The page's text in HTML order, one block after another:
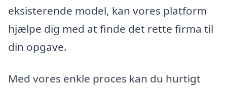
eksisterende model, kan vores platform
hjælpe dig med at finde det rette firma til
din opgave.
Med vores enkle proces kan du hurtigt